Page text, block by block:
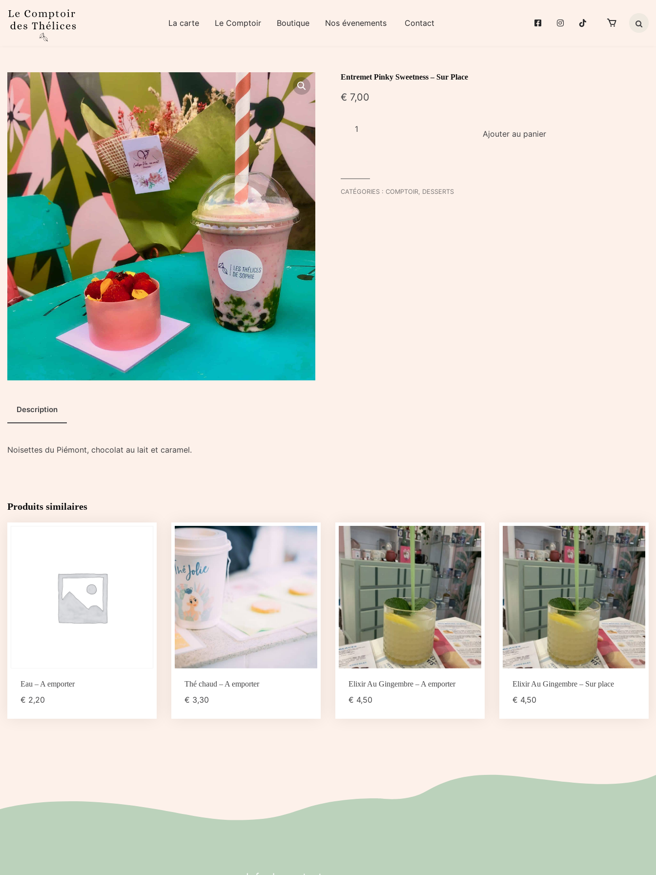
La carte
Le Comptoir Boutique Nos évenements Contact
Entremet Pinky Sweetness – Sur Place
€ 7,00
quantité
Sur
Ajouter au panier
CATÉGORIES :COMPTOIR, DESSERTS
Description
Noisettes du Piémont, chocolat au lait et caramel.
Produits similaires
Eau – A emporter
€ 2,20
Thé chaud – A emporter
€ 3,30
Elixir Au Gingembre – A emporter
€ 4,50
Elixir Au Gingembre – Sur place
€ 4,50